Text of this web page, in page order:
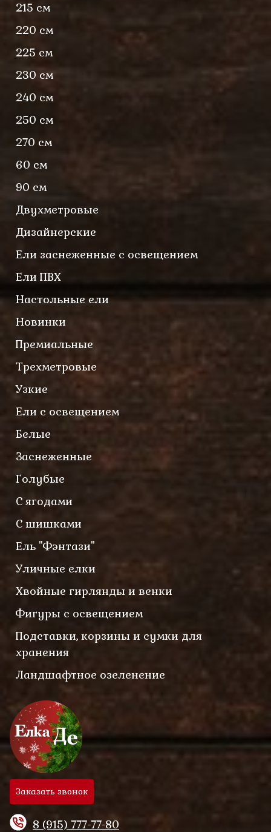
215 см
220 см
225 см
230 см
240 см
250 см
270 см
60 см
90 см
Двухметровые
Дизайнерские
Ели заснеженные с освещением
Ели ПВХ
Настольные ели
Новинки
Премиальные
Трехметровые
Узкие
Ели с освещением
Белые
Заснеженные
Голубые
С ягодами
С шишками
Ель "Фэнтази"
Уличные елки
Хвойные гирлянды и венки
Фигуры с освещением
Подставки, корзины и сумки для
хранения
Ландшафтное озеленение
Заказать звонок
8 (915) 777-77-80